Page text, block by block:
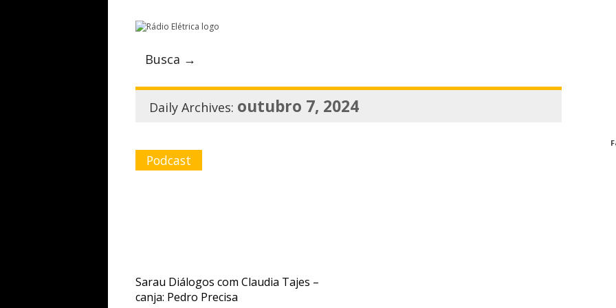
Busca →
Daily Archives: outubro 7, 2024
Podcast
Sarau Diálogos com Claudia Tajes –
canja: Pedro Precisa